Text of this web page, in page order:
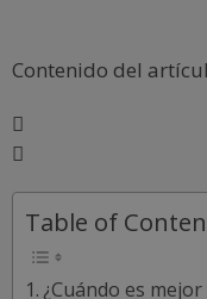
Contenido del
Table of
¿Cuándo es